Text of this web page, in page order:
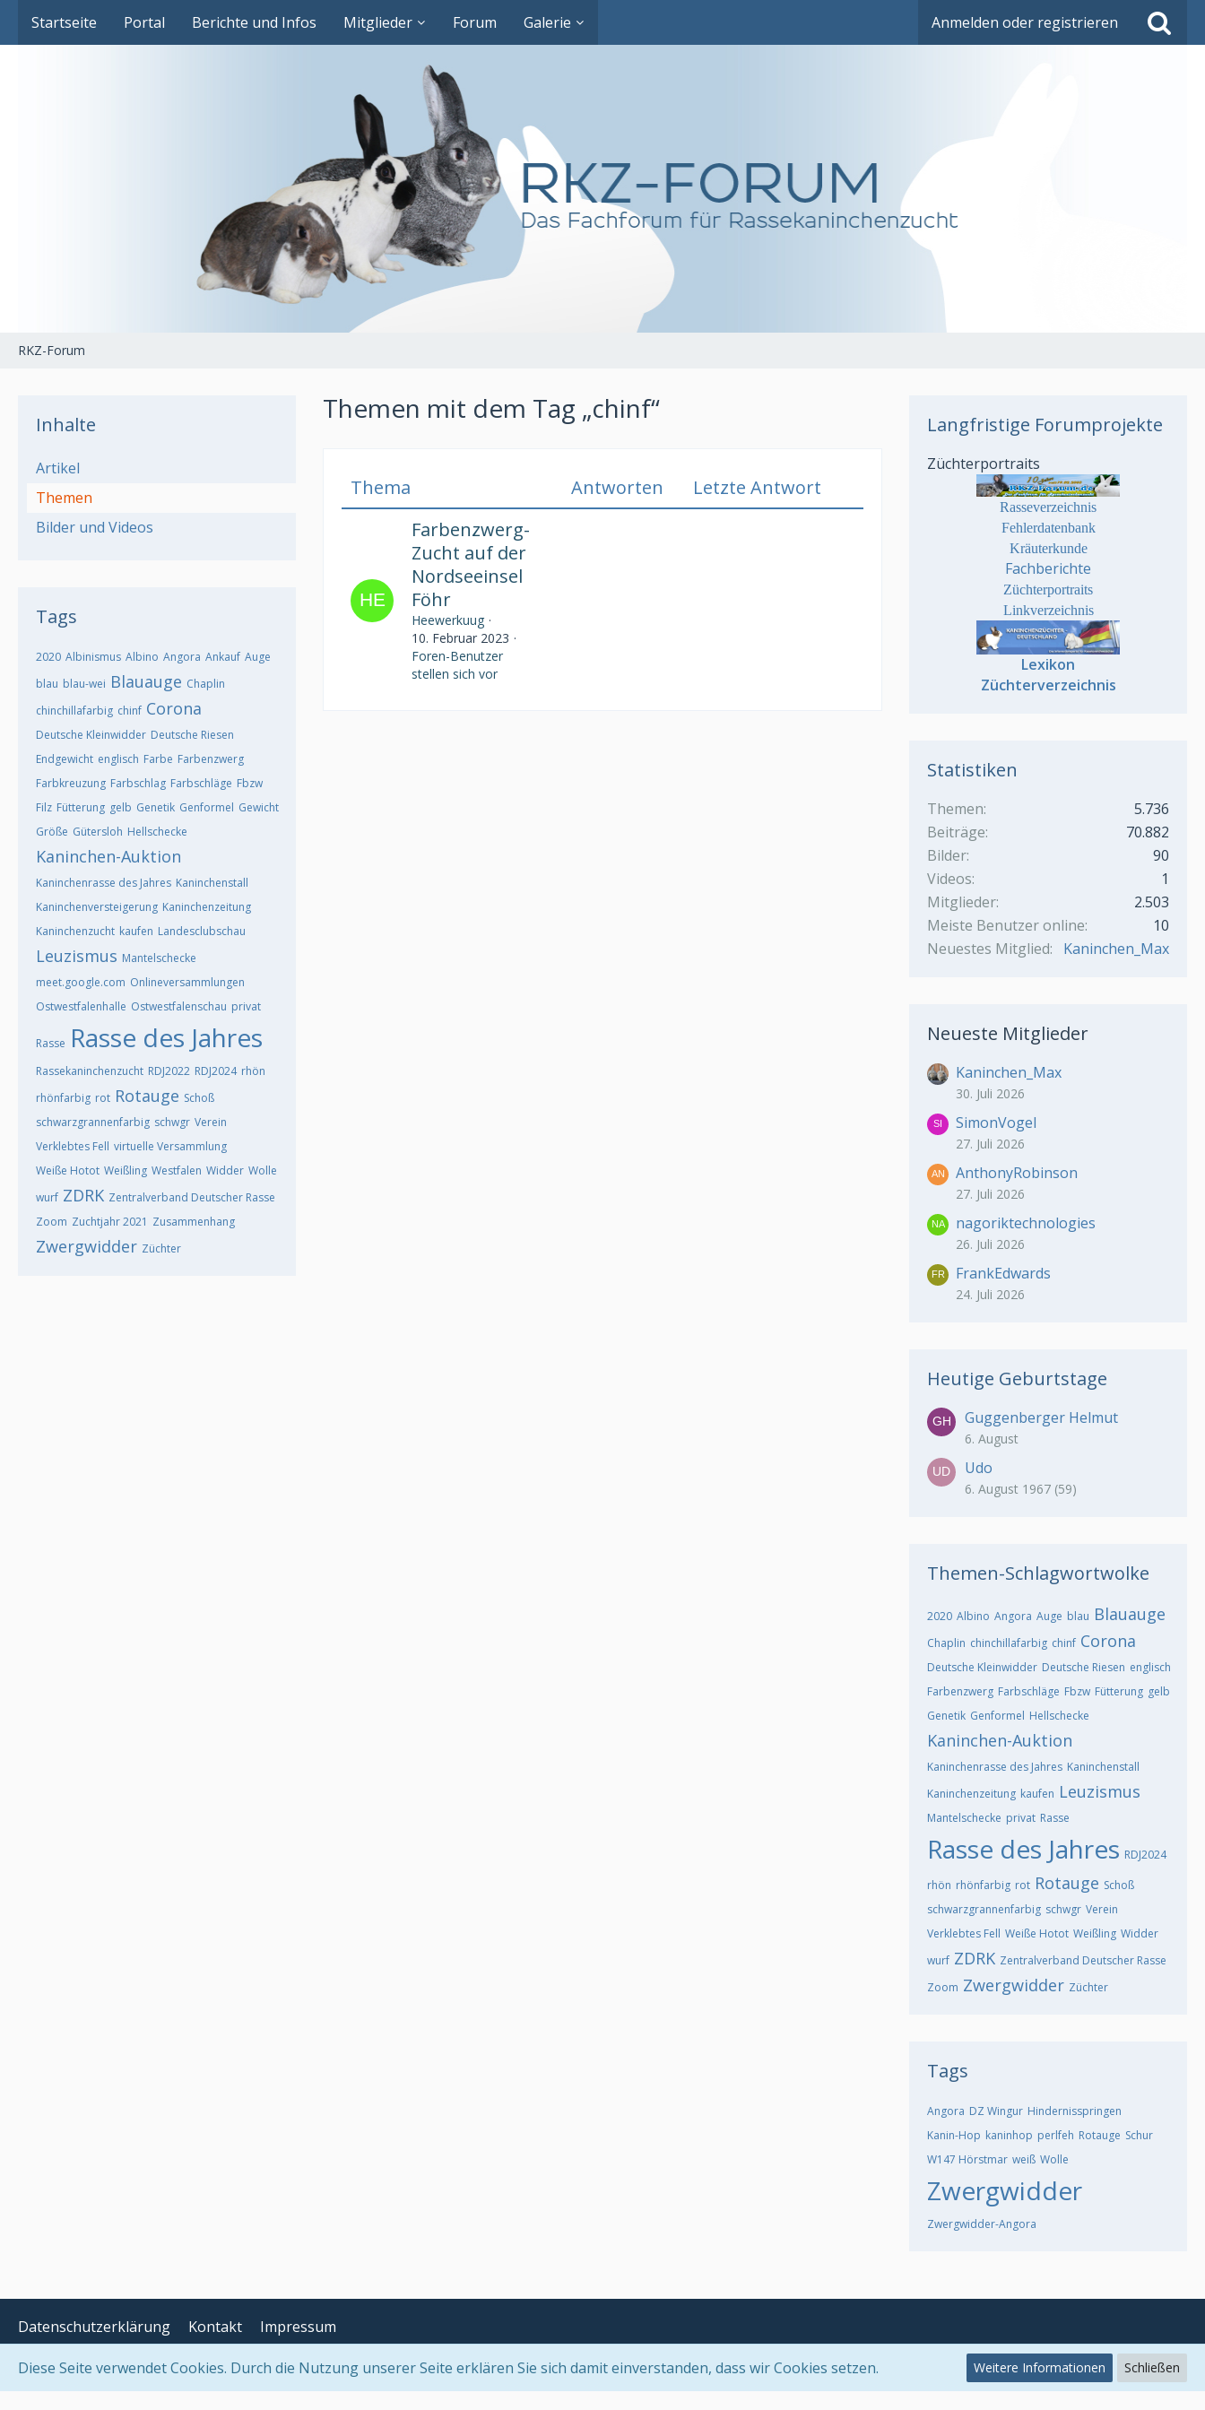
Startseite Portal Berichte und Infos Mitglieder Forum Galerie Anmelden oder registrieren
RKZ-Forum
Inhalte
Artikel
Themen
Bilder und Videos
Tags
2020 Albinismus Albino Angora Ankauf Auge
blau blau-wei Blauauge Chaplin
chinchillafarbig chinf Corona
Deutsche Kleinwidder Deutsche Riesen
Endgewicht englisch Farbe Farbenzwerg
Farbkreuzung Farbschlag Farbschläge Fbzw
Filz Fütterung gelb Genetik Genformel Gewicht
Größe Gütersloh Hellschecke
Kaninchen-Auktion
Kaninchenrasse des Jahres Kaninchenstall
Kaninchenversteigerung Kaninchenzeitung
Kaninchenzucht kaufen Landesclubschau
Leuzismus Mantelschecke
meet.google.com Onlineversammlungen
Ostwestfalenhalle Ostwestfalenschau privat
Rasse Rasse des Jahres
Rassekaninchenzucht RDJ2022 RDJ2024 rhön
rhönfarbig rot Rotauge Schoß
schwarzgrannenfarbig schwgr Verein
Verklebtes Fell virtuelle Versammlung
Weiße Hotot Weißling Westfalen Widder Wolle
wurf ZDRK Zentralverband Deutscher Rasse
Zoom Zuchtjahr 2021 Zusammenhang
Zwergwidder Züchter
Themen mit dem Tag „chinf“
Thema Antworten
Letzte Antwort
Farbenzwerg-
Zucht auf der
Nordseeinsel
Föhr
Heewerkuug
10. Februar 2023
Foren-Benutzer
stellen sich vor
Langfristige Forumprojekte
Züchterportraits
Rasseverzeichnis
Fehlerdatenbank
Kräuterkunde
Fachberichte
Züchterportraits
Linkverzeichnis
Lexikon
Züchterverzeichnis
Statistiken
Themen
5.736
Beiträge
70.882
Bilder
90
Videos
1
Mitglieder
2.503
Meiste Benutzer online
10
Neuestes Mitglied
Kaninchen_Max
Neueste Mitglieder
Kaninchen_Max
30. Juli 2026
SimonVogel
27. Juli 2026
AnthonyRobinson
27. Juli 2026
nagoriktechnologies
26. Juli 2026
FrankEdwards
24. Juli 2026
Heutige Geburtstage
Guggenberger Helmut
6. August
Udo
6. August 1967 (59)
Themen-Schlagwortwolke
2020 Albino Angora Auge blau Blauauge
Chaplin chinchillafarbig chinf Corona
Deutsche Kleinwidder Deutsche Riesen englisch
Farbenzwerg Farbschläge Fbzw Fütterung gelb
Genetik Genformel Hellschecke
Kaninchen-Auktion
Kaninchenrasse des Jahres Kaninchenstall
Kaninchenzeitung kaufen Leuzismus
Mantelschecke privat Rasse
Rasse des Jahres RDJ2024
rhön rhönfarbig rot Rotauge Schoß
schwarzgrannenfarbig schwgr Verein
Verklebtes Fell Weiße Hotot Weißling Widder
wurf ZDRK Zentralverband Deutscher Rasse
Zoom Zwergwidder Züchter
Tags
Angora DZ Wingur Hindernisspringen
Kanin-Hop kaninhop perlfeh Rotauge Schur
W147 Hörstmar weiß Wolle
Zwergwidder
Zwergwidder-Angora
Datenschutzerklärung Kontakt Impressum
Diese Seite verwendet Cookies. Durch die Nutzung unserer Seite erklären Sie sich damit einverstanden, dass wir Cookies setzen. Weitere Informationen Schließen